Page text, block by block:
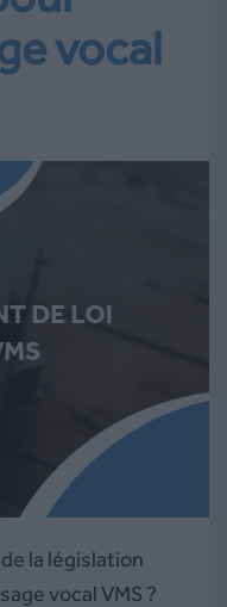
vocal
la législation
vocal VMS ?